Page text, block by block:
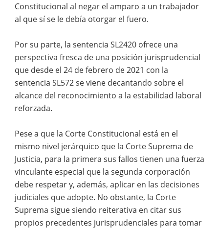
Constitucional al negar el amparo a un trabajador
al que sí se le debía otorgar el fuero.
Por su parte, la sentencia SL2420 ofrece una
perspectiva fresca de una posición jurisprudencial
que desde el 24 de febrero de 2021 con la
sentencia SL572 se viene decantando sobre el
alcance del reconocimiento a la estabilidad laboral
reforzada.
Pese a que la Corte Constitucional está en el
mismo nivel jerárquico que la Corte Suprema de
Justicia, para la primera sus fallos tienen una fuerza
vinculante especial que la segunda corporación
debe respetar y, además, aplicar en las decisiones
judiciales que adopte. No obstante, la Corte
Suprema sigue siendo reiterativa en citar sus
propios precedentes jurisprudenciales para tomar